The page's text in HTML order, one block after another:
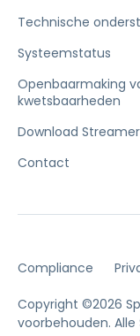
Technische
Systeemstatus
Openbaarmaking
kwetsbaarheden
Download Streamer
Contact
Compliance
Copyright ©2026
voorbehouden. Alle